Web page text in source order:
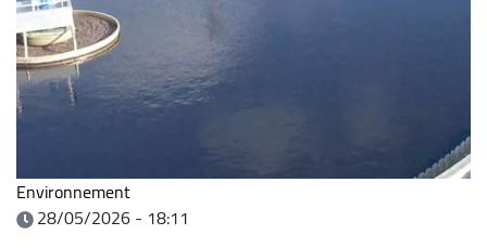
Environnement
28/05/2026 - 18:11